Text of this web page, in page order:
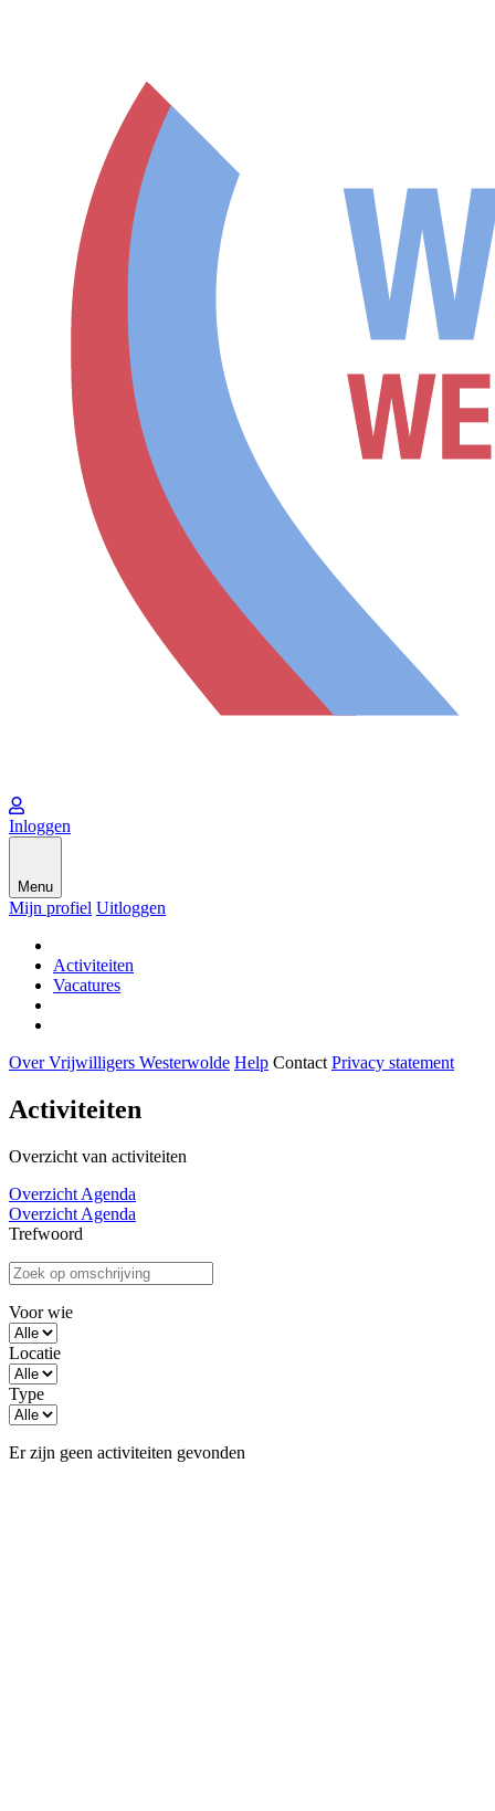
Inloggen
Menu
Mijn profiel Uitloggen
Activiteiten
Vacatures
Over Vrijwilligers Westerwolde Help Contact Privacy statement
Activiteiten
Overzicht van activiteiten
Overzicht Agenda
Overzicht Agenda
Filters
Trefwoord
Voor wie
Locatie
Type
Activiteiten
Er zijn geen activiteiten gevonden